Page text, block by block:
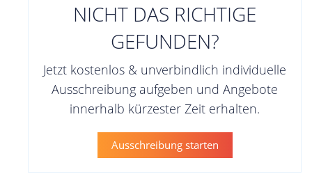
NICHT DAS RICHTIGE
GEFUNDEN?
Jetzt kostenlos & unverbindlich individuelle
Ausschreibung aufgeben und Angebote
innerhalb kürzester Zeit erhalten.
Ausschreibung starten